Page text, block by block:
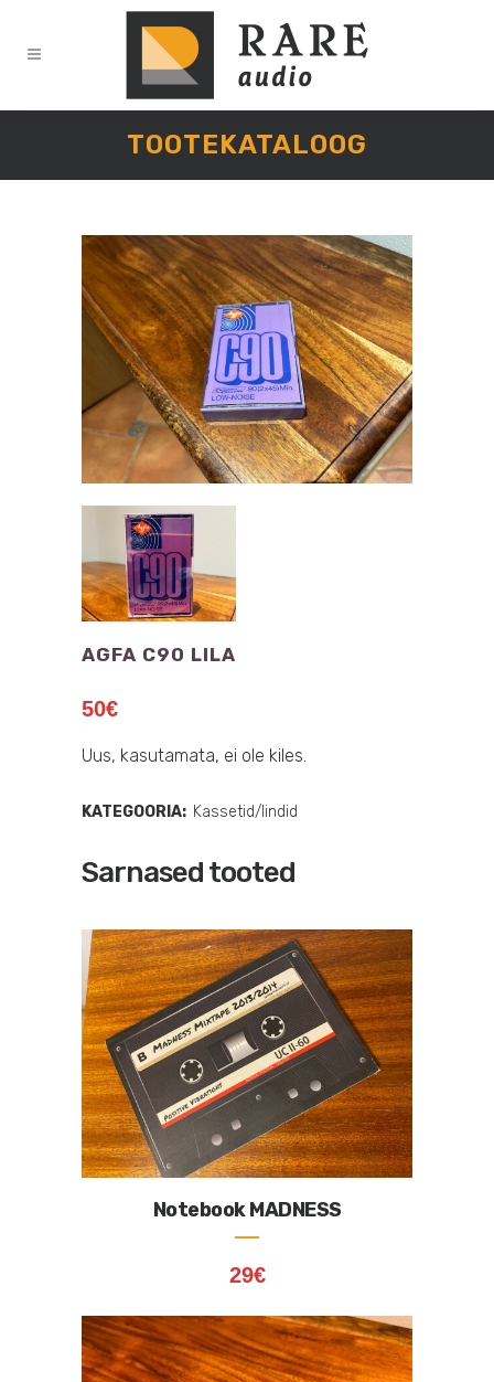
TOOTEKATALOOG
AGFA C90 LILA
50€
Uus, kasutamata, ei ole kiles.
KATEGOORIA: Kassetid/lindid
Sarnased tooted
Notebook MADNESS
29€